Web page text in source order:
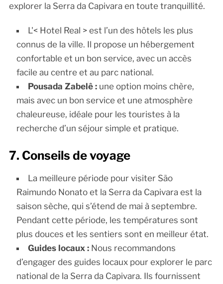
explorer la Serra da Capivara en toute tranquillité.
L'< Hotel Real > est l’un des hôtels les plus
connus de la ville. Il propose un hébergement
confortable et un bon service, avec un accès
facile au centre et au parc national.
Pousada Zabelê :une option moins chère,
mais avec un bon service et une atmosphère
chaleureuse, idéale pour les touristes à la
recherche d’un séjour simple et pratique.
7. Conseils de voyage
La meilleure période pour visiter São
Raimundo Nonato et la Serra da Capivara est la
saison sèche, qui s’étend de mai à septembre.
Pendant cette période, les températures sont
plus douces et les sentiers sont en meilleur état.
Guides locaux : Nous recommandons
d’engager des guides locaux pour explorer le parc
national de la Serra da Capivara. Ils fournissent